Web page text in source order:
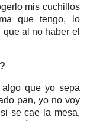
mis cuchillos
que tengo, lo
al no haber el
que yo sepa
pan, yo no voy
se cae la mesa,